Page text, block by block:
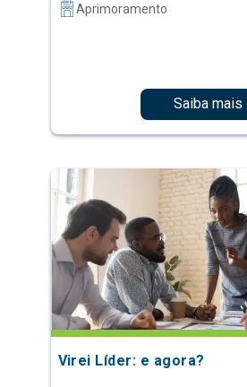
Aprimoramento
Saiba mais
Virei Líder: e agora?